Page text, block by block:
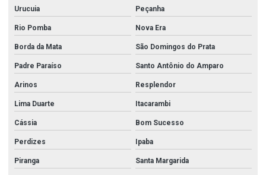
Válvula esfera tripartida
Válvula flangeada inox
Válvula gaveta 2 1 2
Válvula gaveta 3 polegadas
Válvula gaveta 4
Válvula gaveta 6 polegadas
Válvula gaveta flangeada
Urucuia Peçanha
Rio Pomba Nova Era
Borda da Mata São Domingos do Prata
Padre Paraíso Santo Antônio do Amparo
Arinos Resplendor
Lima Duarte Itacarambi
Cássia Bom Sucesso
Perdizes Ipaba
Piranga Santa Margarida